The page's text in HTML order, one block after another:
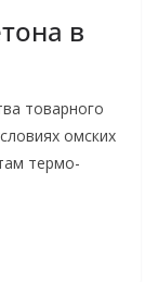
в
товарного
омских
термо-